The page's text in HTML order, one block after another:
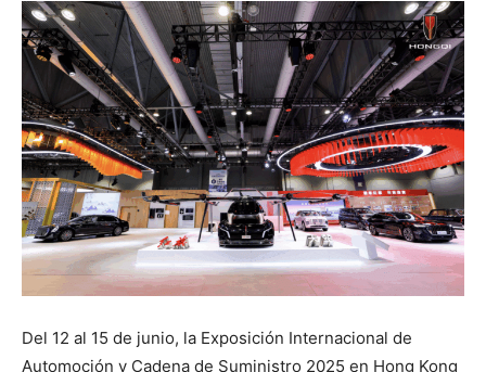
Del 12 al 15 de junio, la Exposición Internacional de
Automoción y Cadena de Suministro 2025 en Hong Kong